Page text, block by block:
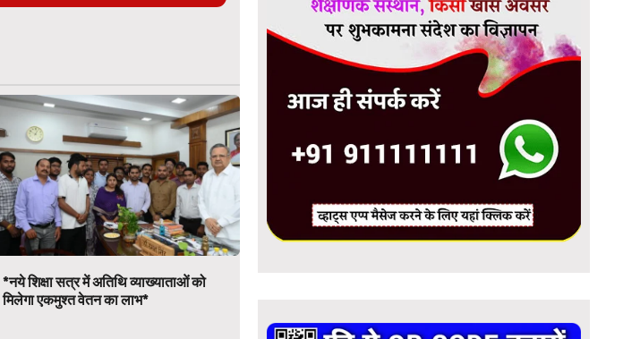
*नये शिक्षा सत्र में अतिथि व्याख्याताओं को
मिलेगा एकमुश्त वेतन का लाभ*